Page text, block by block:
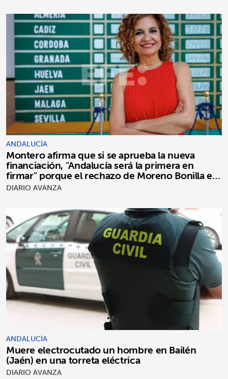
ANDALUCÍA
Montero afirma que si se aprueba la nueva
financiación, "Andalucía será la primera en
firmar" porque el rechazo de Moreno Bonilla es
"puro postureo"
DIARIO AVANZA
ANDALUCÍA
Muere electrocutado un hombre en Bailén
(Jaén) en una torreta eléctrica
DIARIO AVANZA